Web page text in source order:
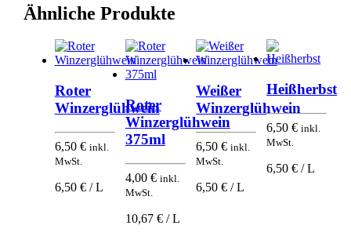
Ähnliche Produkte
Roter
Winzerglühwein
6,50 € inkl.
MwSt.
6,50 € / L
Roter
Winzerglühwein
375ml
4,00 € inkl.
MwSt.
10,67 € / L
Weißer
Winzerglühwein
6,50 € inkl.
MwSt.
6,50 € / L
Heißherbst
6,50€ inkl.
MwSt.
6,50 € / L